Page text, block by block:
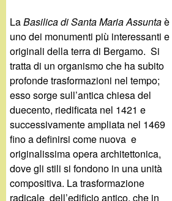
o
.
i
t
LaBasilica di Santa Maria Assuntaè
uno dei monumenti più interessanti e
originali della terra di Bergamo. Si
tratta di un organismo che ha subito
profonde trasformazioni nel tempo;
esso sorge sull’antica chiesa del
duecento, riedificata nel 1421 e
successivamente ampliata nel 1469
fino a definirsi come nuova e
originalissima opera architettonica,
dove gli stili si fondono in una unità
compositiva. La trasformazione
radicale dell’edificio antico, che in